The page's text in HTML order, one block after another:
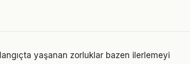
yaşanan zorluklar bazen ilerlemeyi